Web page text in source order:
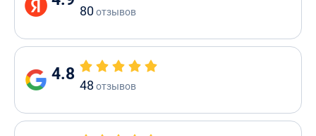
80отзывов
4.8
48 отзывов